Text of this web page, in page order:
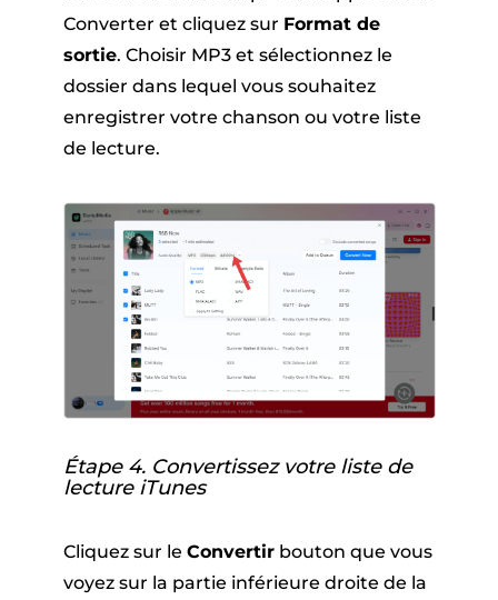
Converter et cliquez sur Format de
sortie. Choisir MP3 et sélectionnez le
dossier dans lequel vous souhaitez
enregistrer votre chanson ou votre liste
de lecture.
Étape 4. Convertissez votre liste de
lecture iTunes
Cliquez sur le Convertirbouton que vous
voyez sur la partie inférieure droite de la